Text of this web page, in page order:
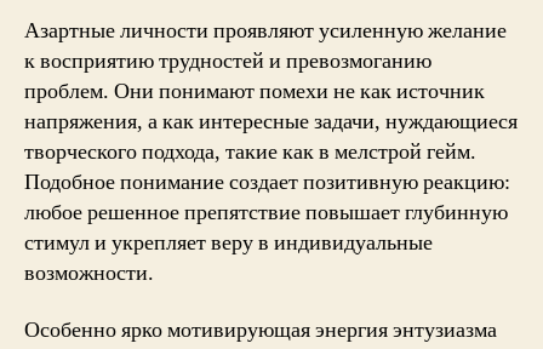
Азартные личности проявляют усиленную желание
к восприятию трудностей и превозмоганию
проблем. Они понимают помехи не как источник
напряжения, а как интересные задачи, нуждающиеся
творческого подхода, такие как в мелстрой гейм.
Подобное понимание создает позитивную реакцию:
любое решенное препятствие повышает глубинную
стимул и укрепляет веру в индивидуальные
возможности.
Особенно ярко мотивирующая энергия энтузиазма